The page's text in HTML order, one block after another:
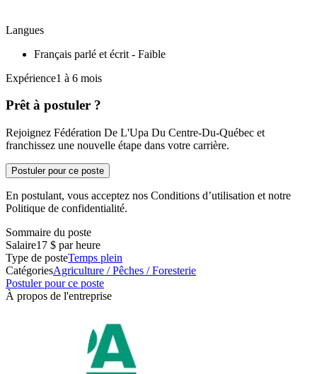
Langues
Français parlé et écrit - Faible
Expérience1 à 6 mois
Prêt à postuler ?
Rejoignez Fédération De L'Upa Du Centre-Du-Québec et
franchissez une nouvelle étape dans votre carrière.
Postuler pour ce poste
En postulant, vous acceptez nos Conditions d’utilisation et notre
Politique de confidentialité.
Sommaire du poste
Salaire17 $ par heure
Type de posteTemps plein
CatégoriesAgriculture / Pêches / Foresterie
Postuler pour ce poste
À propos de l'entreprise